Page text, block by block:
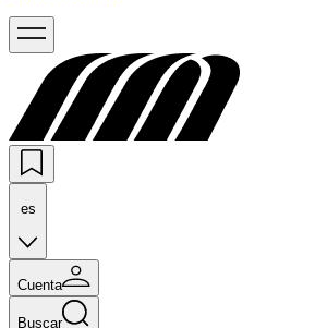
es
Cuenta
Buscar